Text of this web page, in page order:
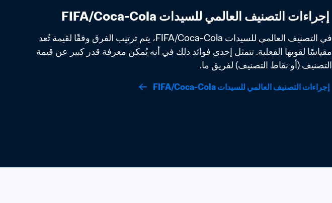
التصنيف (أو نقاط التصنيف) لفريق ما.